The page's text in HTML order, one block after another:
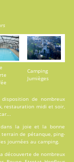
Camping
Jumièges
de nombreux
restauration midi et soir,
la joie et la bonne
de pétanque, ping-
journées au camping.
découverte de nombreux